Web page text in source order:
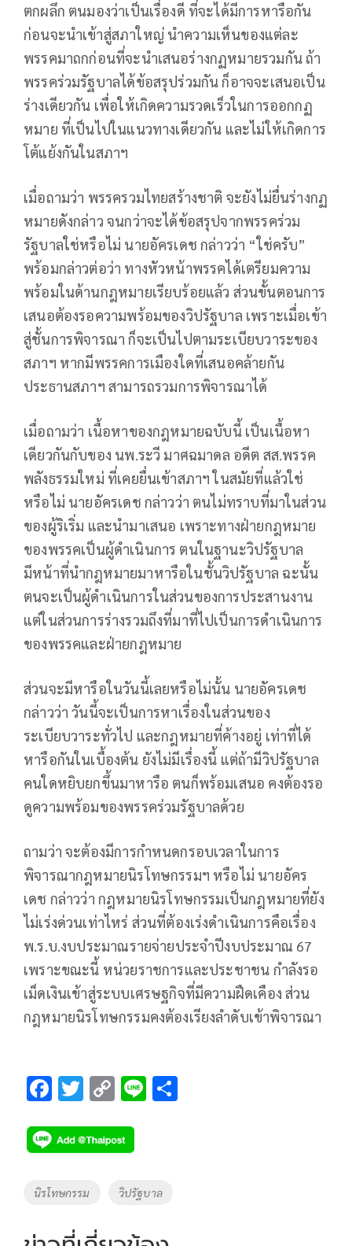
ตกผลึก ตนมองว่าเป็นเรื่องดี ที่จะได้มีการหารือกัน
ก่อนจะนำเข้าสู่สภาใหญ่ นำความเห็นของแต่ละ
พรรคมาถกก่อนที่จะนำเสนอร่างกฏหมายรวมกัน ถ้า
พรรคร่วมรัฐบาลได้ข้อสรุปร่วมกัน ก็อาจจะเสนอเป็น
ร่างเดียวกัน เพื่อให้เกิดความรวดเร็วในการออกกฏ
หมาย ที่เป็นไปในแนวทางเดียวกัน และไม่ให้เกิดการ
โต้แย้งกันในสภาฯ
เมื่อถามว่า พรรครวมไทยสร้างชาติ จะยังไม่ยื่นร่างกฏ
หมายดังกล่าว จนกว่าจะได้ข้อสรุปจากพรรคร่วม
รัฐบาลใช่หรือไม่ นายอัครเดช กล่าวว่า “ใช่ครับ”
พร้อมกล่าวต่อว่า ทางหัวหน้าพรรคได้เตรียมความ
พร้อมในด้านกฎหมายเรียบร้อยแล้ว ส่วนขั้นตอนการ
เสนอต้องรอความพร้อมของวิปรัฐบาล เพราะเมื่อเข้า
สู่ชั้นการพิจารณา ก็จะเป็นไปตามระเบียบวาระของ
สภาฯ หากมีพรรคการเมืองใดที่เสนอคล้ายกัน
ประธานสภาฯ สามารถรวมการพิจารณาได้
เมื่อถามว่า เนื้อหาของกฎหมายฉบับนี้ เป็นเนื้อหา
เดียวกันกับของ นพ.ระวี มาศฉมาดล อดีต สส.พรรค
พลังธรรมใหม่ ที่เคยยื่นเข้าสภาฯ ในสมัยที่แล้วใช่
หรือไม่ นายอัครเดช กล่าวว่า ตนไม่ทราบที่มาในส่วน
ของผู้ริเริ่ม และนำมาเสนอ เพราะทางฝ่ายกฎหมาย
ของพรรคเป็นผู้ดำเนินการ ตนในฐานะวิปรัฐบาล
มีหน้าที่นำกฎหมายมาหารือในชั้นวิปรัฐบาล ฉะนั้น
ตนจะเป็นผู้ดำเนินการในส่วนของการประสานงาน
แต่ในส่วนการร่างรวมถึงที่มาที่ไปเป็นการดำเนินการ
ของพรรคและฝ่ายกฎหมาย
ส่วนจะมีหารือในวันนี้เลยหรือไม่นั้น นายอัครเดช
กล่าวว่า วันนี้จะเป็นการหาเรื่องในส่วนของ
ระเบียบวาระทั่วไป และกฎหมายที่ค้างอยู่ เท่าที่ได้
หารือกันในเบื้องต้น ยังไม่มีเรื่องนี้ แต่ถ้ามีวิปรัฐบาล
คนใดหยิบยกขึ้นมาหารือ ตนก็พร้อมเสนอ คงต้องรอ
ดูความพร้อมของพรรคร่วมรัฐบาลด้วย
ถามว่า จะต้องมีการกำหนดกรอบเวลาในการ
พิจารณากฎหมายนิรโทษกรรมฯ หรือไม่ นายอัคร
เดช กล่าวว่า กฎหมายนิรโทษกรรมเป็นกฎหมายที่ยัง
ไม่เร่งด่วนเท่าไหร่ ส่วนที่ต้องเร่งดำเนินการคือเรื่อง
พ.ร.บ.งบประมาณรายจ่ายประจำปีงบประมาณ 67
เพราะขณะนี้ หน่วยราชการและประชาชน กำลังรอ
เม็ดเงินเข้าสู่ระบบเศรษฐกิจที่มีความฝืดเคือง ส่วน
กฎหมายนิรโทษกรรมคงต้องเรียงลำดับเข้าพิจารณา
F
e
b
o
k
T
tt
er
C
p
y
Li
k
Li
Tags
นิรโทษกรรม วิปรัฐบาล